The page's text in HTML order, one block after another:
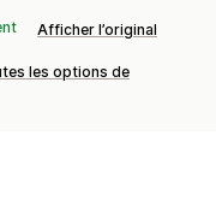
Afficher l’original
les options de